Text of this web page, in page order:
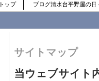
ップ ブログ清水台平野屋の日
サイトマップ
当ウェブサイト